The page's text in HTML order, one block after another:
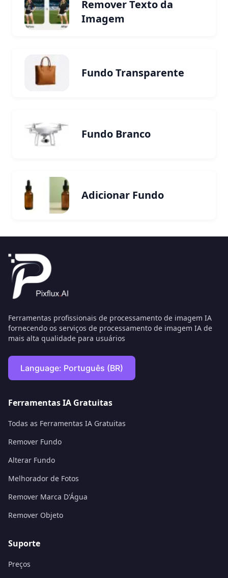
Remover Texto da
Imagem
Fundo Transparente
Fundo Branco
Adicionar Fundo
Ferramentas profissionais de processamento de imagem IA
fornecendo os serviços de processamento de imagem IA de
mais alta qualidade para usuários
Language: Português (BR)
Ferramentas IA Gratuitas
Todas as Ferramentas IA Gratuitas
Remover Fundo
Alterar Fundo
Melhorador de Fotos
Remover Marca D'Água
Remover Objeto
Suporte
Preços